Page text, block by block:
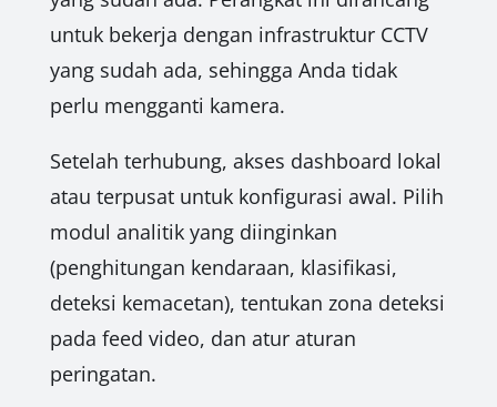
untuk bekerja dengan infrastruktur CCTV
yang sudah ada, sehingga Anda tidak
perlu mengganti kamera.
Setelah terhubung, akses dashboard lokal
atau terpusat untuk konfigurasi awal. Pilih
modul analitik yang diinginkan
(penghitungan kendaraan, klasifikasi,
deteksi kemacetan), tentukan zona deteksi
pada feed video, dan atur aturan
peringatan.